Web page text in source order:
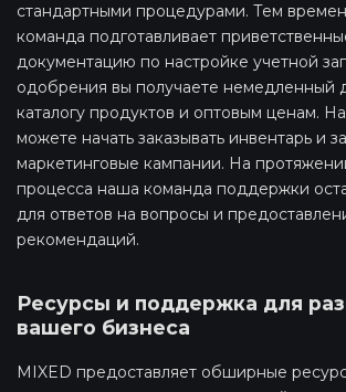
стандартными процедурами. Тем
команда подготавливает
документацию по настройке учетной
одобрения вы получаете немедленный
каталогу продуктов и оптовым ценам.
можете начать заказывать инвентарь и
маркетинговые кампании. На
процесса наша команда поддержки
для ответов на вопросы и
рекомендаций.
Ресурсы и поддержка для
вашего бизнеса
MIXED предоставляет обширные